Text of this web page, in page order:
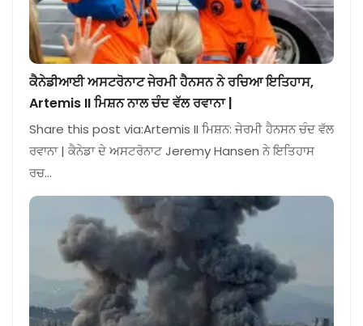
ਕੈਨੇਡੀਆਈ ਅਸਟਰੋਨਾਟ ਜੇਰਮੀ ਹੈਨਸਨ ਨੇ ਰਚਿਆ ਇਤਿਹਾਸ,
Artemis II ਮਿਸ਼ਨ ਨਾਲ ਚੰਦ ਵੱਲ ਰਵਾਨਾ |
Share this post via:Artemis II ਮਿਸ਼ਨ: ਜੇਰਮੀ ਹੈਨਸਨ ਚੰਦ ਵੱਲ
ਰਵਾਨਾ | ਕੈਨੇਡਾ ਦੇ ਅਸਟਰੋਨਾਟ Jeremy Hansen ਨੇ ਇਤਿਹਾਸ
ਰਚ…